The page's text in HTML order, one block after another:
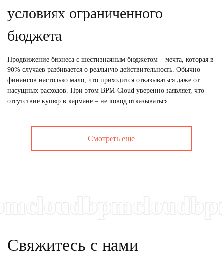
условиях ограниченного
бюджета
Продвижение бизнеса с шестизначным бюджетом – мечта, которая в
90% случаев разбивается о реальную действительность. Обычно
финансов настолько мало, что приходится отказываться даже от
насущных расходов. При этом BPM-Cloud уверенно заявляет, что
отсутствие купюр в кармане – не повод отказываться…
Смотреть еще
Свяжитесь с нами